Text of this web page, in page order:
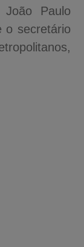
Paulo
o secretário